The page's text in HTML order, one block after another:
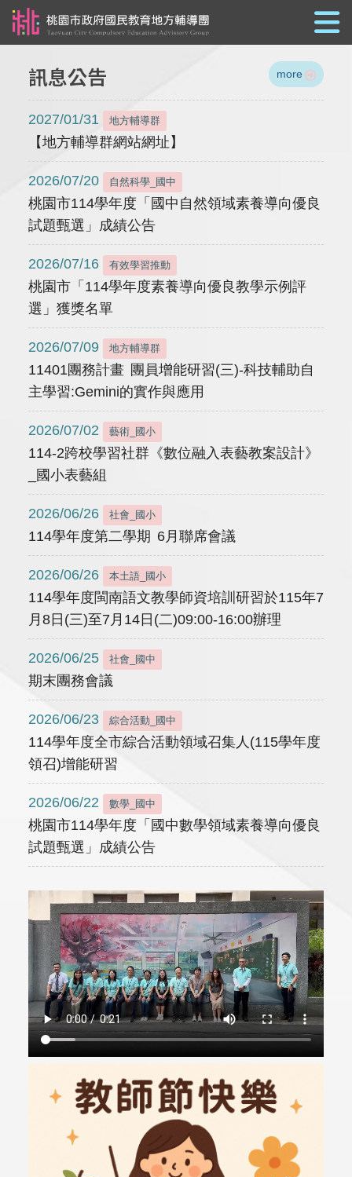
訊息公告 more
2027/01/31 地方輔導群
【地方輔導群網站網址】
2026/07/20 自然科學_國中
桃園市114學年度「國中自然領域素養導向優良
試題甄選」成績公告
2026/07/16 有效學習推動
桃園市「114學年度素養導向優良教學示例評
選」獲獎名單
2026/07/09 地方輔導群
11401團務計畫 團員增能研習(三)-科技輔助自
主學習:Gemini的實作與應用
2026/07/02 藝術_國小
114-2跨校學習社群《數位融入表藝教案設計》
_國小表藝組
2026/06/26 社會_國小
114學年度第二學期 6月聯席會議
2026/06/26 本土語_國小
114學年度閩南語文教學師資培訓研習於115年7
月8日(三)至7月14日(二)09:00-16:00辦理
2026/06/25 社會_國中
期末團務會議
2026/06/23 綜合活動_國中
114學年度全市綜合活動領域召集人(115學年度
領召)增能研習
2026/06/22 數學_國中
桃園市114學年度「國中數學領域素養導向優良
試題甄選」成績公告